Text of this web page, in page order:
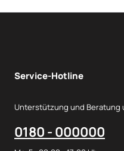
Service-Hotline
Unterstützung und Beratung
0180 - 000000